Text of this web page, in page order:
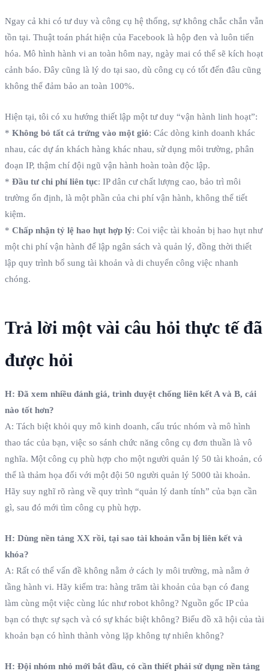
Ngay cả khi có tư duy và công cụ hệ thống, sự không chắc chắn vẫn
tồn tại. Thuật toán phát hiện của Facebook là hộp đen và luôn tiến
hóa. Mô hình hành vi an toàn hôm nay, ngày mai có thể sẽ kích hoạt
cảnh báo. Đây cũng là lý do tại sao, dù công cụ có tốt đến đâu cũng
không thể đảm bảo an toàn 100%.
Hiện tại, tôi có xu hướng thiết lập một tư duy “vận hành linh hoạt”:
* Không bỏ tất cả trứng vào một giỏ: Các dòng kinh doanh khác
nhau, các dự án khách hàng khác nhau, sử dụng môi trường, phân
đoạn IP, thậm chí đội ngũ vận hành hoàn toàn độc lập.
* Đầu tư chi phí liên tục: IP dân cư chất lượng cao, bảo trì môi
trường ổn định, là một phần của chi phí vận hành, không thể tiết
kiệm.
* Chấp nhận tỷ lệ hao hụt hợp lý: Coi việc tài khoản bị hao hụt như
một chi phí vận hành để lập ngân sách và quản lý, đồng thời thiết
lập quy trình bổ sung tài khoản và di chuyển công việc nhanh
chóng.
Trả lời một vài câu hỏi thực tế đã
được hỏi
H: Đã xem nhiều đánh giá, trình duyệt chống liên kết A và B, cái
nào tốt hơn?
A: Tách biệt khỏi quy mô kinh doanh, cấu trúc nhóm và mô hình
thao tác của bạn, việc so sánh chức năng công cụ đơn thuần là vô
nghĩa. Một công cụ phù hợp cho một người quản lý 50 tài khoản, có
thể là thảm họa đối với một đội 50 người quản lý 5000 tài khoản.
Hãy suy nghĩ rõ ràng về quy trình “quản lý danh tính” của bạn cần
gì, sau đó mới tìm công cụ phù hợp.
H: Dùng nền tảng XX rồi, tại sao tài khoản vẫn bị liên kết và
khóa?
A: Rất có thể vấn đề không nằm ở cách ly môi trường, mà nằm ở
tầng hành vi. Hãy kiểm tra: hàng trăm tài khoản của bạn có đang
làm cùng một việc cùng lúc như robot không? Nguồn gốc IP của
bạn có thực sự sạch và có sự khác biệt không? Biểu đồ xã hội của tài
khoản bạn có hình thành vòng lặp không tự nhiên không?
H: Đội nhóm nhỏ mới bắt đầu, có cần thiết phải sử dụng nền tảng